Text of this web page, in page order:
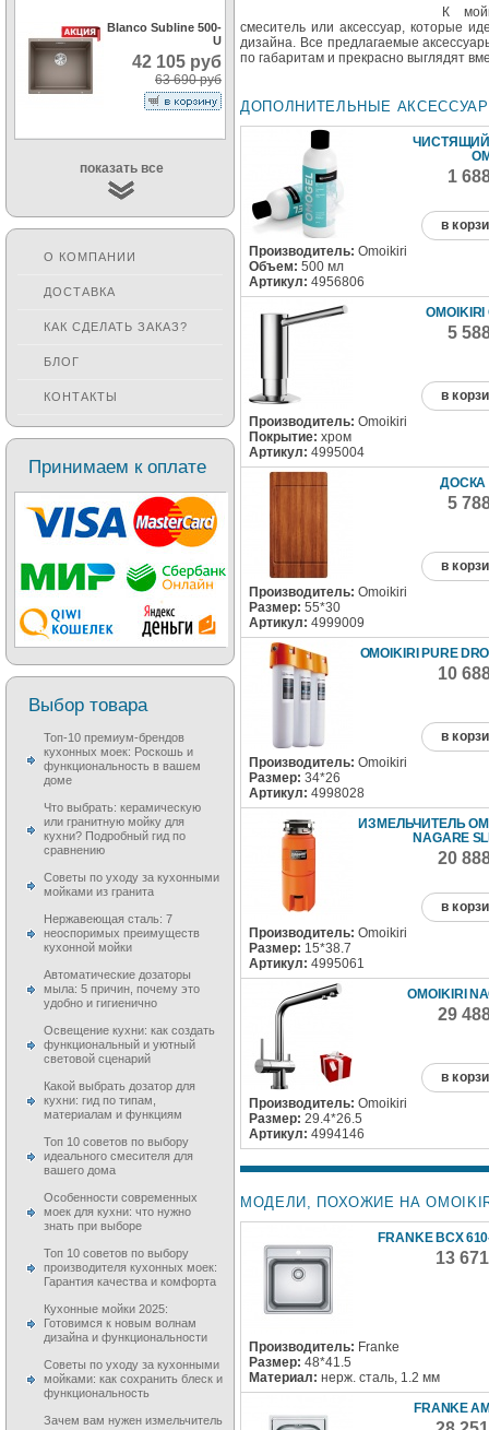
К
смеситель или аксессуар, которые
дизайна. Все предлагаемые
по габаритам и прекрасно выглядят
ДОПОЛНИТЕЛЬНЫЕ
ЧИСТЯЩИЙ
1
в
Производитель: Omoikiri
Объем: 500 мл
Артикул: 4956806
5
в
Производитель: Omoikiri
Покрытие: хром
Артикул: 4995004
ДОСКА
5
в
Производитель: Omoikiri
Размер: 55*30
Артикул: 4999009
OMOIKIRI PURE
10
в
Производитель: Omoikiri
Размер: 34*26
Артикул: 4998028
ИЗМЕЛЬЧИТЕЛЬ
NAGARE
20
в
Производитель: Omoikiri
Размер: 15*38.7
Артикул: 4995061
OMOIKIRI
29
в
Производитель: Omoikiri
Размер: 29.4*26.5
Артикул: 4994146
МОДЕЛИ, ПОХОЖИЕ НА
FRANKE BCX
13
Производитель: Franke
Размер: 48*41.5
Материал: нерж. сталь, 1.2 мм
FRANKE
Blanco Subline 500-
U
42 105 руб
63 690 руб
показать все
О КОМПАНИИ
ДОСТАВКА
КАК СДЕЛАТЬ ЗАКАЗ?
БЛОГ
КОНТАКТЫ
Принимаем к оплате
Выбор товара
Топ-10 премиум-брендов
кухонных моек: Роскошь и
функциональность в вашем
доме
Что выбрать: керамическую
или гранитную мойку для
кухни? Подробный гид по
сравнению
Советы по уходу за кухонными
мойками из гранита
Нержавеющая сталь: 7
неоспоримых преимуществ
кухонной мойки
Автоматические дозаторы
мыла: 5 причин, почему это
удобно и гигиенично
Освещение кухни: как создать
функциональный и уютный
световой сценарий
Какой выбрать дозатор для
кухни: гид по типам,
материалам и функциям
Топ 10 советов по выбору
идеального смесителя для
вашего дома
Особенности современных
моек для кухни: что нужно
знать при выборе
Топ 10 советов по выбору
производителя кухонных моек:
Гарантия качества и комфорта
Кухонные мойки 2025:
Готовимся к новым волнам
дизайна и функциональности
Советы по уходу за кухонными
мойками: как сохранить блеск и
функциональность
Зачем вам нужен измельчитель